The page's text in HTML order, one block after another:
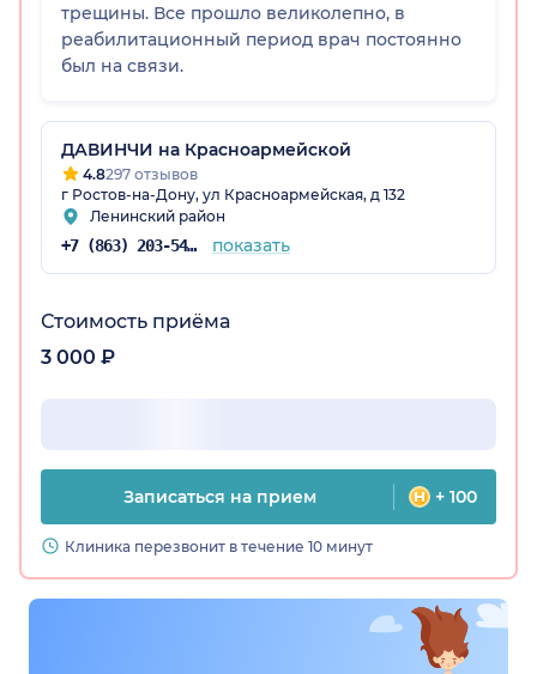
трещины. Все прошло великолепно, в
реабилитационный период врач постоянно
был на связи.
ДАВИНЧИ на Красноармейской
4.8297 отзывов
г Ростов-на-Дону, ул Красноармейская, д 132
Ленинский район
+7 (863) 203-54-50 показать
Стоимость приёма
3 000 ₽
Записаться на прием + 100
Клиника перезвонит в течение 10 минут